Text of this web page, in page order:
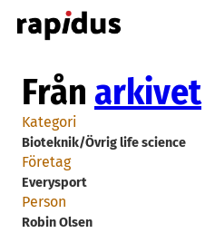
Hoppa
till
Från arkivet
Kategori
Bioteknik/Övrig life science
Företag
Everysport
Person
Robin Olsen